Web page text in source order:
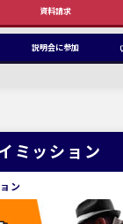
資料請求
説明会に参加
ミッション
ン